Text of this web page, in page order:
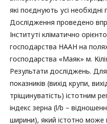
які поєднують усі
Дослідження проведено
Інституті кліматично
господарства НААН на
господарства «Маяк» м.
Результати досліджень.
показників (вихід крупи,
тріщинуватість) істотним
індекс зерна (l/b –
ширини), який істотно може